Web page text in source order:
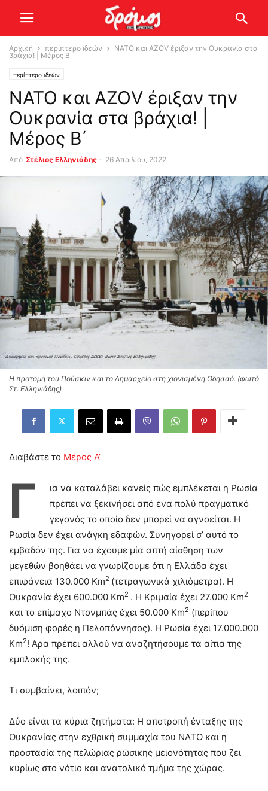
Αρχική περίπτερο ιδεών
ΝΑΤΟ και ΑΖΟV έριξαν την Ουκρανία στα
βράχια! | Μέρος Β΄
περίπτερο ιδεών
ΝΑΤΟ και ΑΖΟV έριξαν την
Ουκρανία στα βράχια! |
Μέρος Β΄
Από Στέλιος Ελληνιάδης - 26 Απριλίου, 2022
Η προτομή του Πούσκιν και το Δημαρχείο στη χιονισμένη Οδησσό. (φωτό
Στ. Ελληνιάδης)
Διαβάστε το Μέρος Α’
Γ
ια να καταλάβει κανείς πώς εμπλέκεται η Ρωσία
πρέπει να ξεκινήσει από ένα πολύ πραγματικό
γεγονός το οποίο δεν μπορεί να αγνοείται. Η
Ρωσία δεν έχει ανάγκη εδαφών. Συνηγορεί σ’ αυτό το
εμβαδόν της. Για να έχουμε μία απτή αίσθηση των
μεγεθών βοηθάει να γνωρίζουμε ότι η Ελλάδα έχει
επιφάνεια 130.000 Km2 (τετραγωνικά χιλιόμετρα). Η
Ουκρανία έχει 600.000 Km2 . Η Κριμαία έχει 27.000 Km2
και το επίμαχο Ντονμπάς έχει 50.000 Km2 (περίπου
δυόμιση φορές η Πελοπόννησος). Η Ρωσία έχει 17.000.000
Km2! Άρα πρέπει αλλού να αναζητήσουμε τα αίτια της
εμπλοκής της.
Τι συμβαίνει, λοιπόν;
Δύο είναι τα κύρια ζητήματα: Η αποτροπή ένταξης της
Ουκρανίας στην εχθρική συμμαχία του ΝΑΤΟ και η
προστασία της πελώριας ρώσικης μειονότητας που ζει
κυρίως στο νότιο και ανατολικό τμήμα της χώρας.